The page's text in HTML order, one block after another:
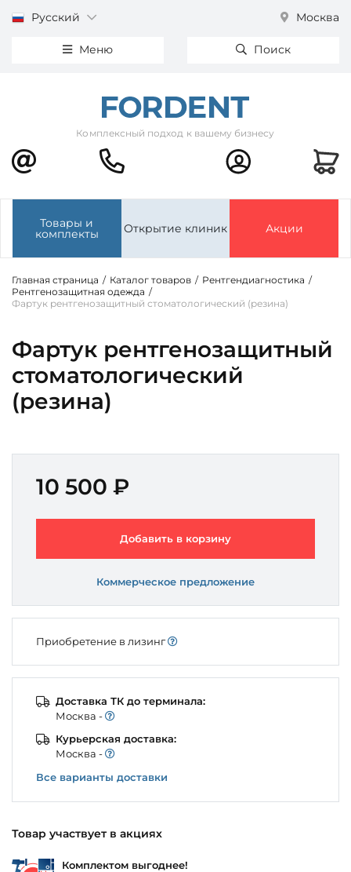
Русский Москва
Меню Поиск
Комплексный подход к вашему бизнесу
Товары и
комплекты Открытие клиник Акции
Главная страница / Каталог товаров / Рентгендиагностика /
Рентгенозащитная одежда /
Фартук рентгенозащитный стоматологический (резина)
Фартук рентгенозащитный
стоматологический
(резина)
Товар участвует в акциях
Комплектом выгоднее!
10 500 ₽
Добавить в корзину
Коммерческое предложение
Приобретение в лизинг
Доставка ТК до терминала:
Моcква -
Курьерская доставка:
Моcква -
Все варианты доставки